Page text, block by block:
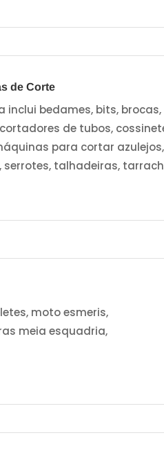
de Corte
inclui bedames, bits,
de tubos,
para cortar
serrotes, talhadeiras,
moto esmeris,
meia esquadria,